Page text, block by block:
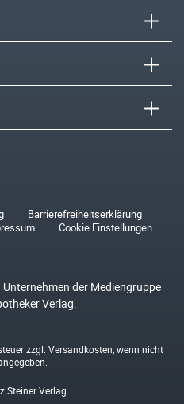
Barrierefreiheitserklärung
Cookie Einstellungen
der Mediengruppe
Verlag.
zzgl. Versandkosten , wenn nicht
Steiner Verlag